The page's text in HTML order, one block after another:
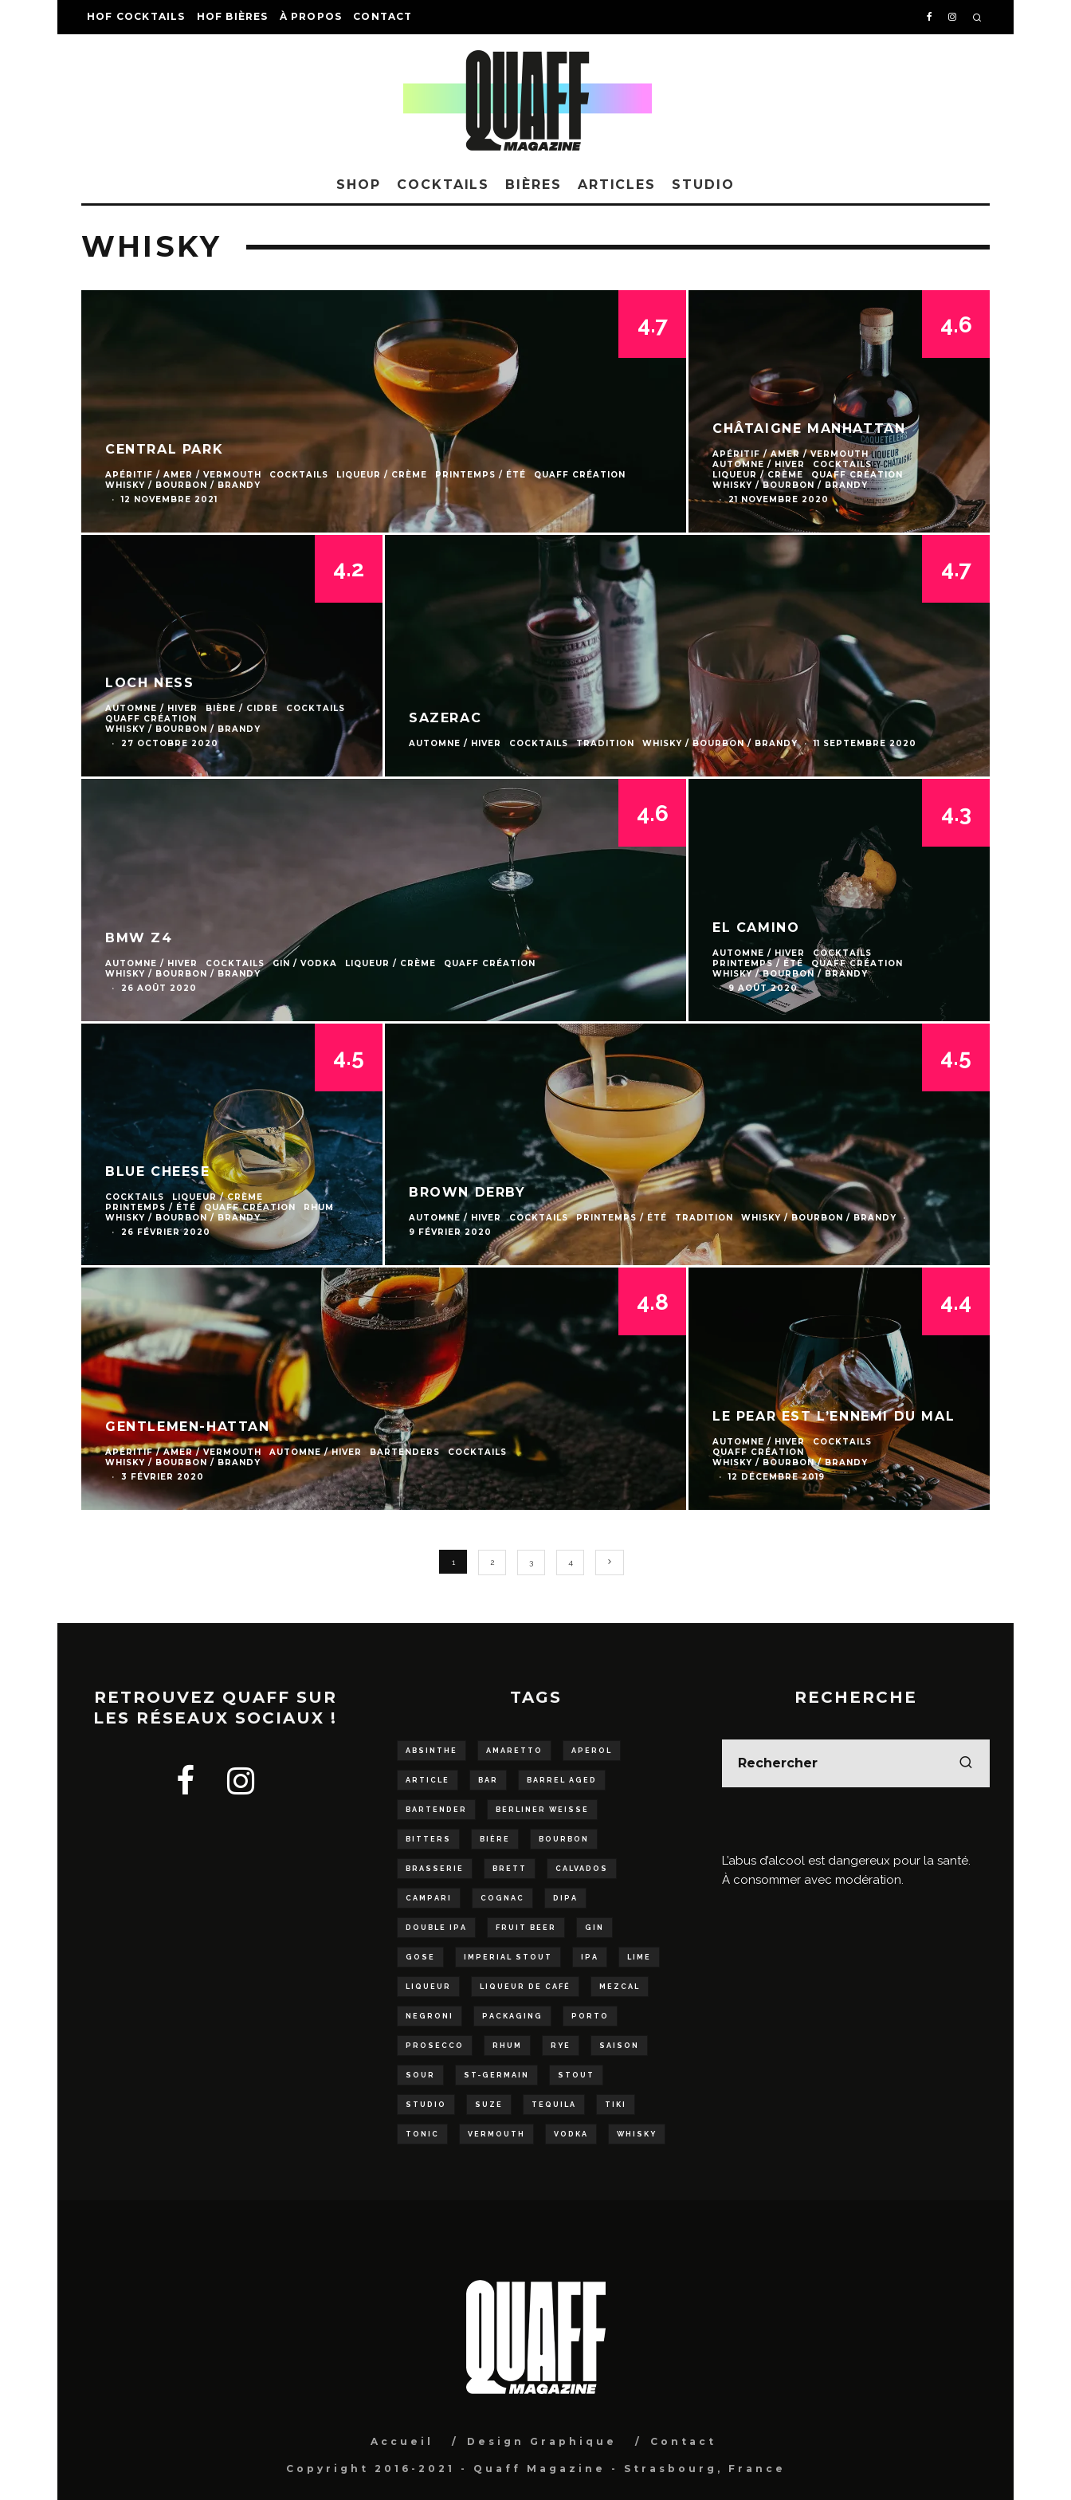
HOF COCKTAILS HOF BIÈRES À PROPOS CONTACT
SHOP COCKTAILS BIÈRES ARTICLES STUDIO
WHISKY
4.7
CENTRAL PARK
APÉRITIF / AMER / VERMOUTH COCKTAILS LIQUEUR / CRÈME PRINTEMPS / ÉTÉ
QUAFF CRÉATION
WHISKY / BOURBON / BRANDY
·
12 NOVEMBRE 2021
4.6
CHÂTAIGNE MANHATTAN
APÉRITIF / AMER / VERMOUTH
AUTOMNE / HIVER
COCKTAILS
LIQUEUR / CRÈME
QUAFF CRÉATION
WHISKY / BOURBON / BRANDY
·
21 NOVEMBRE 2020
4.2
LOCH NESS
AUTOMNE / HIVER BIÈRE / CIDRE
COCKTAILS
QUAFF CRÉATION
WHISKY / BOURBON / BRANDY
·
27 OCTOBRE 2020
4.7
SAZERAC
AUTOMNE / HIVER COCKTAILS TRADITION WHISKY / BOURBON / BRANDY · 11 SEPTEMBRE 2020
4.6
BMW Z4
AUTOMNE / HIVER COCKTAILS GIN / VODKA LIQUEUR / CRÈME
QUAFF CRÉATION
WHISKY / BOURBON / BRANDY
·
26 AOÛT 2020
4.3
EL CAMINO
AUTOMNE / HIVER
COCKTAILS
PRINTEMPS / ÉTÉ
QUAFF CRÉATION
WHISKY / BOURBON / BRANDY
·
9 AOÛT 2020
4.5
BLUE CHEESE
COCKTAILS
LIQUEUR / CRÈME
PRINTEMPS / ÉTÉ
QUAFF CRÉATION
RHUM
WHISKY / BOURBON / BRANDY
·
26 FÉVRIER 2020
4.5
BROWN DERBY
AUTOMNE / HIVER COCKTAILS PRINTEMPS / ÉTÉ TRADITION WHISKY / BOURBON / BRANDY
·
9 FÉVRIER 2020
4.8
GENTLEMEN-HATTAN
APÉRITIF / AMER / VERMOUTH AUTOMNE / HIVER BARTENDERS
COCKTAILS
WHISKY / BOURBON / BRANDY
·
3 FÉVRIER 2020
4.4
LE PEAR EST L’ENNEMI DU MAL
AUTOMNE / HIVER
COCKTAILS
QUAFF CRÉATION
WHISKY / BOURBON / BRANDY
·
12 DÉCEMBRE 2019
1 2 3 4
RETROUVEZ QUAFF SUR
LES RÉSEAUX SOCIAUX !
TAGS
ABSINTHE AMARETTO APEROL
ARTICLE BAR BARREL AGED
BARTENDER BERLINER WEISSE
BITTERS BIÈRE BOURBON
BRASSERIE BRETT CALVADOS
CAMPARI COGNAC DIPA
DOUBLE IPA FRUIT BEER GIN
GOSE IMPERIAL STOUT IPA LIME
LIQUEUR LIQUEUR DE CAFÉ MEZCAL
NEGRONI PACKAGING PORTO
PROSECCO RHUM RYE SAISON
SOUR ST-GERMAIN STOUT
STUDIO SUZE TEQUILA TIKI
TONIC VERMOUTH VODKA WHISKY
RECHERCHE
L’abus d’alcool est dangereux pour la santé.
À consommer avec modération.
Accueil Design Graphique Contact
Copyright 2016-2021 - Quaff Magazine - Strasbourg, France